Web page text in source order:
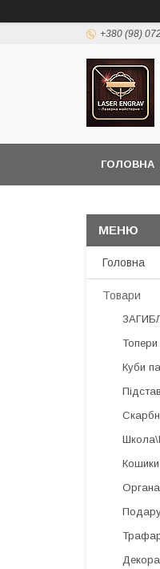
+380 (98)
ГОЛОВНА
Головна
Товари
Топери
Куби
Кошики